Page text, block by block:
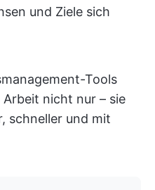
und Ziele sich
Tools
nicht nur – sie
schneller und mit